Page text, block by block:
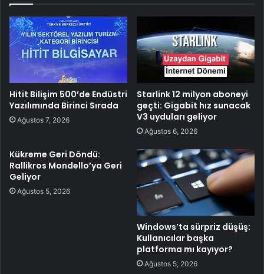
Hitit Bilişim 500’de Endüstri
Yazılımında Birinci Sırada
Ağustos 7, 2026
Starlink 12 milyon aboneyi
geçti: Gigabit hız sunacak
V3 uyduları geliyor
Ağustos 6, 2026
Kükreme Geri Döndü:
Rallikros Mondello’ya Geri
Geliyor
Ağustos 5, 2026
Windows’ta sürpriz düşüş:
Kullanıcılar başka
platforma mı kayıyor?
Ağustos 5, 2026